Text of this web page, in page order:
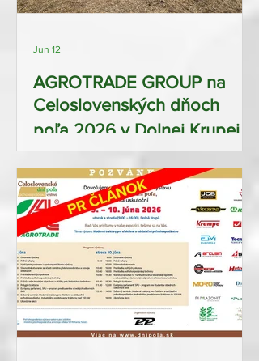
AGROTRADE GROUP na
Celoslovenských dňoch
poľa 2026 v Dolnej Krupej
Jun 12